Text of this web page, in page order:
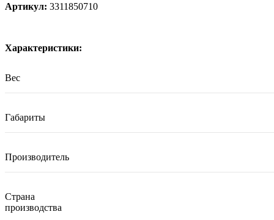
Артикул: 3311850710
Характеристики:
Вес
Габариты
Производитель
Страна
производства